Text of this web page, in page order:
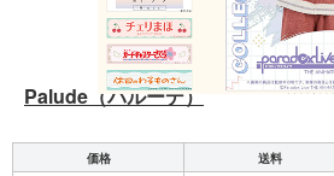
Palude（パルーデ）
価格 送料